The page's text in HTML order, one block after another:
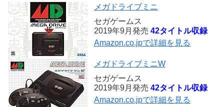
メガドライブミニ
セガゲームス
2019年9月発売 42タイトル収録
Amazon.co.jpで詳細を見る
メガドライブミニW
セガゲームス
2019年9月発売 42タイトル収録
Amazon.co.jpで詳細を見る